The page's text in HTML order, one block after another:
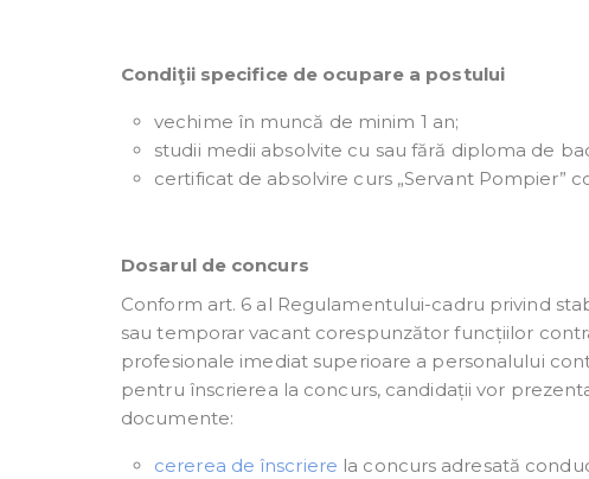
Condiţii specifice de ocupare a postului
vechime în muncă de minim 1 an;
studii medii absolvite cu sau fără diploma de
certificat de absolvire curs „Servant Pompier”
Dosarul de concurs
Conform art. 6 al Regulamentului-cadru privind
sau temporar vacant corespunzător funcțiilor
profesionale imediat superioare a personalului
pentru înscrierea la concurs, candidații vor
documente:
cererea de înscriere la concurs adresată